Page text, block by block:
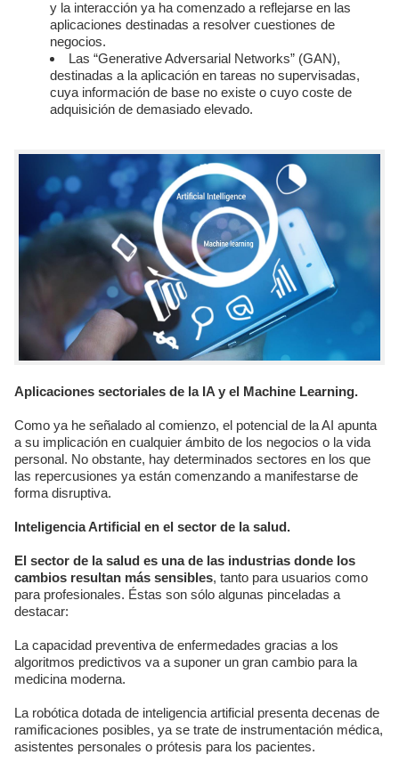
y la interacción ya ha comenzado a reflejarse en las
aplicaciones destinadas a resolver cuestiones de
negocios.
Las “Generative Adversarial Networks” (GAN),
destinadas a la aplicación en tareas no supervisadas,
cuya información de base no existe o cuyo coste de
adquisición de demasiado elevado.
Aplicaciones sectoriales de la IA y el Machine Learning.
Como ya he señalado al comienzo, el potencial de la AI apunta
a su implicación en cualquier ámbito de los negocios o la vida
personal. No obstante, hay determinados sectores en los que
las repercusiones ya están comenzando a manifestarse de
forma disruptiva.
Inteligencia Artificial en el sector de la salud.
El sector de la salud es una de las industrias donde los
cambios resultan más sensibles, tanto para usuarios como
para profesionales. Éstas son sólo algunas pinceladas a
destacar:
La capacidad preventiva de enfermedades gracias a los
algoritmos predictivos va a suponer un gran cambio para la
medicina moderna.
La robótica dotada de inteligencia artificial presenta decenas de
ramificaciones posibles, ya se trate de instrumentación médica,
asistentes personales o prótesis para los pacientes.